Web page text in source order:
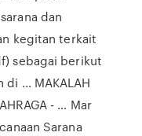
dan
kegitan terkait
sebagai berikut
di … MAKALAH
- … Mar
Sarana